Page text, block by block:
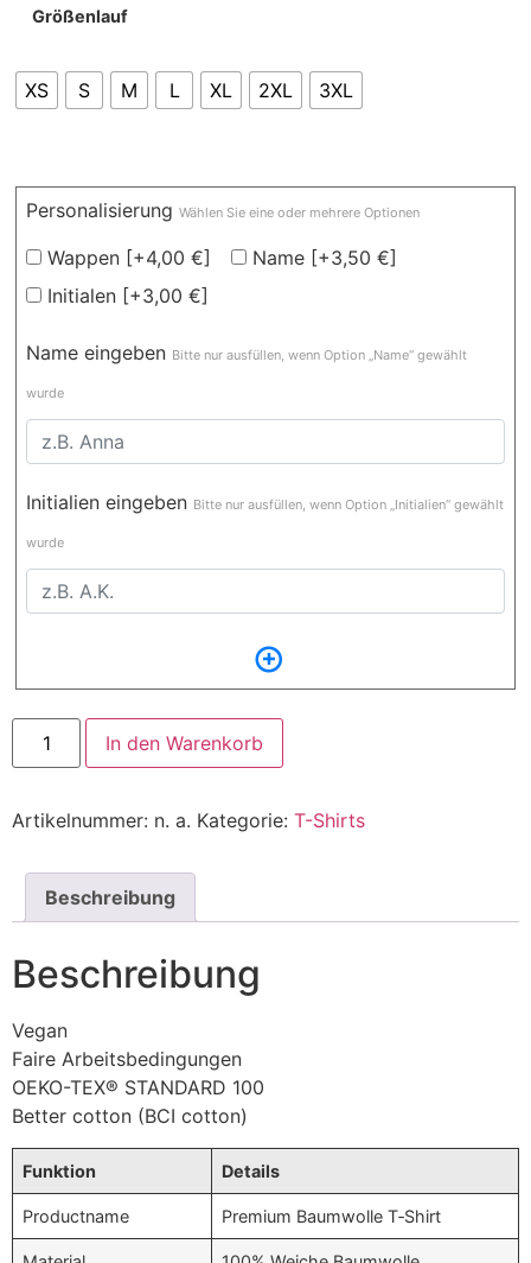
Größenlauf
XS S M L XL 2XL 3XL
Personalisierung Wählen Sie eine oder mehrere Optionen
Wappen [+4,00 €] Name [+3,50 €]
Initialen [+3,00 €]
Name eingeben Bitte nur ausfüllen, wenn Option „Name“ gewählt
wurde
Initialien eingeben Bitte nur ausfüllen, wenn Option „Initialien“ gewählt
wurde
In den Warenkorb
Artikelnummer: n. a. Kategorie: T-Shirts
Beschreibung
Beschreibung
Vegan
Faire Arbeitsbedingungen
OEKO-TEX® STANDARD 100
Better cotton (BCI cotton)
Funktion Details
Productname Premium Baumwolle T‑Shirt